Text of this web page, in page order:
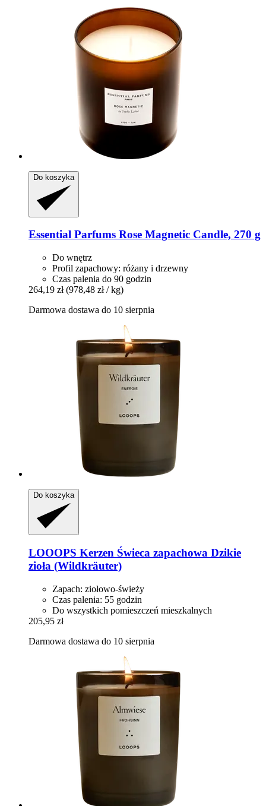
Do koszyka
Essential Parfums Rose Magnetic Candle, 270 g
Do wnętrz
Profil zapachowy: różany i drzewny
Czas palenia do 90 godzin
264,19 zł (978,48 zł / kg)
Darmowa dostawa do 10 sierpnia
Do koszyka
LOOOPS Kerzen Świeca zapachowa Dzikie
zioła (Wildkräuter)
Zapach: ziołowo-świeży
Czas palenia: 55 godzin
Do wszystkich pomieszczeń mieszkalnych
205,95 zł
Darmowa dostawa do 10 sierpnia